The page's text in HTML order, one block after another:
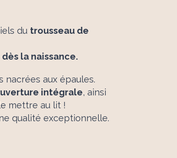
du trousseau de
dès la naissance.
nacrées aux épaules.
intégrale, ainsi
mettre au lit !
qualité exceptionnelle.